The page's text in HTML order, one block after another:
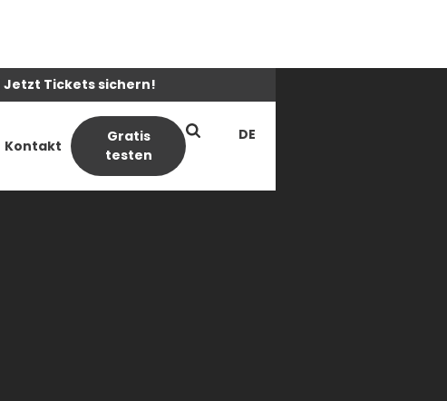
Jetzt Tickets sichern!
Kontakt
Gratis
testen
DE